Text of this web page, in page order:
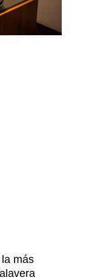
más